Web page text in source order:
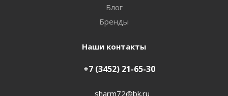
Блог
Бренды
Наши контакты
+7 (3452) 21-65-30
sharm72@bk.ru